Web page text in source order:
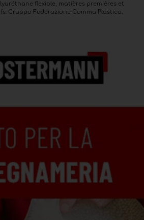
flexible, matières premières et
Gruppo Federazione Gomma Plastica.